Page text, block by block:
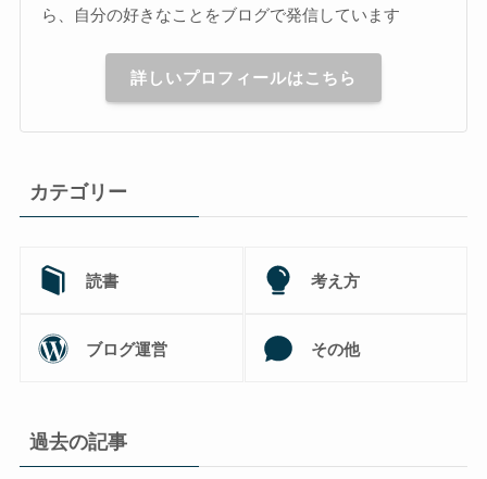
ら、自分の好きなことをブログで発信しています
詳しいプロフィールはこちら
カテゴリー
読書 考え方
ブログ運営 その他
過去の記事